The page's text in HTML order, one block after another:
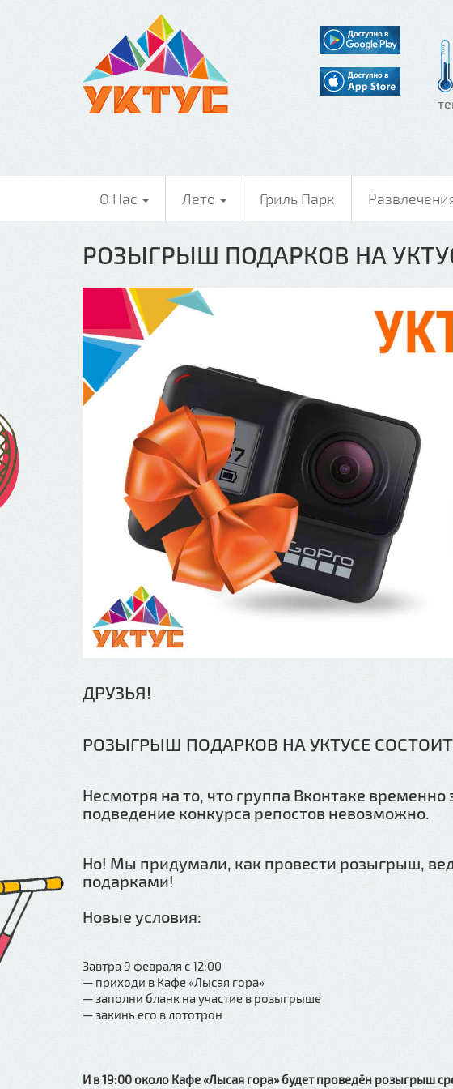
О Нас Лето Гриль Парк
РОЗЫГРЫШ ПОДАРКОВ НА
ДРУЗЬЯ!
РОЗЫГРЫШ ПОДАРКОВ НА УКТУСЕ
Несмотря на то, что группа Вконтаке временно
подведение конкурса репостов невозможно.
Но! Мы придумали, как провести розыгрыш,
подарками!
Новые условия:
Завтра 9 февраля с 12:00
— приходи в Кафе «Лысая гора»
— заполни бланк на участие в розыгрыше
— закинь его в лототрон
И в 19:00 около Кафе «Лысая гора» будет проведён розыгрыш